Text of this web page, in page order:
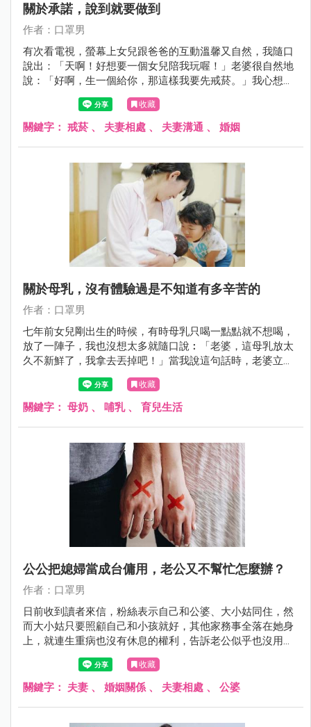
關於承諾，說到就要做到
作者：口罩男
有次看電視，螢幕上女兒跟爸爸的互動溫馨又自然，我隨口
說出：「天啊！好想要一個女兒陪我玩喔！」老婆很自然地
說：「好啊，生一個給你，那這樣我要先戒菸。」我心想怎
可能，結果她的意志力超堅強，最後也成功戒菸，生了一個
收藏
關鍵字： 戒菸 、 夫妻相處 、 夫妻溝通 、 婚姻
關於母乳，沒有體驗過是不知道有多辛苦的
作者：口罩男
七年前女兒剛出生的時候，有時母乳只喝一點點就不想喝，
放了一陣子，我也沒想太多就隨口說︰「老婆，這母乳放太
久不新鮮了，我拿去丟掉吧！」當我說這句話時，老婆立刻
收藏
關鍵字： 母奶 、 哺乳、 育兒生活
公公把媳婦當成台傭用，老公又不幫忙怎麼辦？
作者：口罩男
日前收到讀者來信，粉絲表示自己和公婆、大小姑同住，然
而大小姑只要照顧自己和小孩就好，其他家務事全落在她身
上，就連生重病也沒有休息的權利，告訴老公似乎也沒用，
收藏
關鍵字： 夫妻 、 婚姻關係 、 夫妻相處 、 公婆